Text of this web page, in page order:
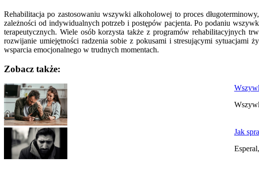
Rehabilitacja po zastosowaniu wszywki alkoholowej to proces
zależności od indywidualnych potrzeb i postępów pacjenta. Po podaniu
terapeutycznych. Wiele osób korzysta także z programów rehabilitacyjnych
rozwijanie umiejętności radzenia sobie z pokusami i stresującymi
wsparcia emocjonalnego w trudnych momentach.
Zobacz także:
Jak
Nawigacja
wpisu